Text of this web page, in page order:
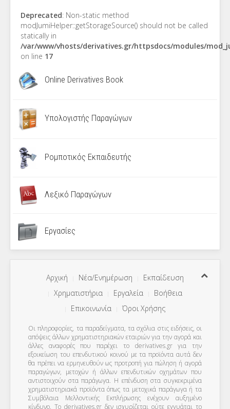
Deprecated: Non-static method
modJumiHelper::getStorageSource() should not be called
statically in
/var/www/vhosts/derivatives.gr/httpsdocs/modules/
on line 17
Online Derivatives Book
Υπολογιστής Παραγώγων
Ρομποτικός Εκπαιδευτής
Λεξικό Παραγώγων
Εργασίες
Αρχική Νέα/Ενημέρωση
Εκπαίδευση
Χρηματιστήρια
Εργαλεία
Βοήθεια
Επικοινωνία
Όροι Χρήσης
Οι πληροφορίες, τα παραδείγματα, τα σχόλια στις ειδήσεις, οι
απόψεις άλλων χρηματιστηριακών εταιριών για την αγορά και
άλλες αναφορές που παρέχει το derivatives.gr για την
εξοικείωση του επενδυτικού κοινού με τα προϊόντα αυτά δεν
θα πρέπει να ερμηνευθούν ως προτροπή για πώληση ή αγορά
παραγώγων, μετοχών ή άλλων επενδυτικών οχημάτων που
αντιστοιχούν στα παράγωγα. Η επένδυση στα συγκεκριμένα
χρηματιστηριακά προϊόντα όπως τα μετοχικά παράγωγα ή τα
Συμβόλαια Μελλοντικής Εκπλήρωσης ενέχουν αυξημένο
κίνδυνο. Το derivatives.gr δεν ισχυρίζεται ούτε εγγυάται το